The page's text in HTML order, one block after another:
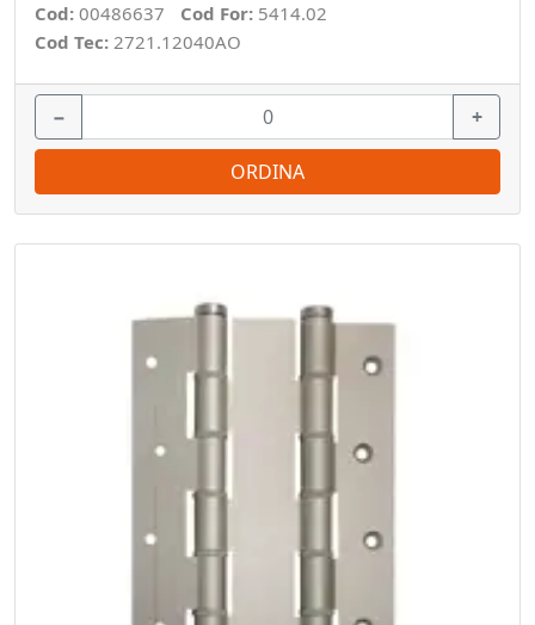
Cod: 00486637 Cod For: 5414.02
Cod Tec: 2721.12040AO
− +
ORDINA